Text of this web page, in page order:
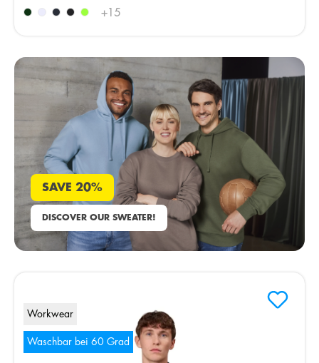
+15
SAVE 20%
DISCOVER OUR SWEATER!
Workwear
Waschbar bei 60 Grad